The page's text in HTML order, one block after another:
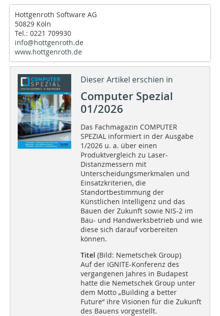
Hottgenroth Software AG
50829 Köln
Tel.: 0221 709930
info@hottgenroth.de
www.hottgenroth.de
Dieser Artikel erschien in
Computer Spezial
01/2026
Das Fachmagazin COMPUTER
SPEZIAL informiert in der Ausgabe
1/2026 u. a. über einen
Produktvergleich zu Laser-
Distanzmessern mit
Unterscheidungsmerkmalen und
Einsatzkriterien, die
Standortbestimmung der
Künstlichen Intelligenz und das
Bauen der Zukunft sowie NIS-2 im
Bau- und Handwerksbetrieb und wie
diese sich darauf vorbereiten
können.
Titel (Bild: Nemetschek Group)
Auf der IGNITE-Konferenz des
vergangenen Jahres in Budapest
hatte die Nemetschek Group unter
dem Motto „Building a better
Future“ ihre Visionen für die Zukunft
des Bauens vorgestellt.